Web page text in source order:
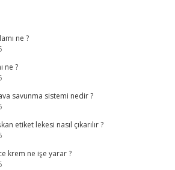
ne ?
ne ?
savunma sistemi nedir ?
etiket lekesi nasıl çıkarılır ?
krem ne işe yarar ?